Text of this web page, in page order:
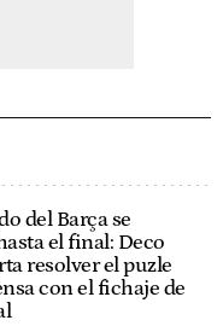
del Barça se
el final: Deco
resolver el puzle
con el fichaje de